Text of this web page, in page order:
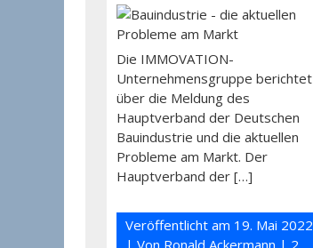
Die IMMOVATION-
Unternehmensgruppe berichtet
über die Meldung des
Hauptverband der Deutschen
Bauindustrie und die aktuellen
Probleme am Markt. Der
Hauptverband der […]
Veröffentlicht am 19. Mai 2022
| Von Ronald Ackermann | 2